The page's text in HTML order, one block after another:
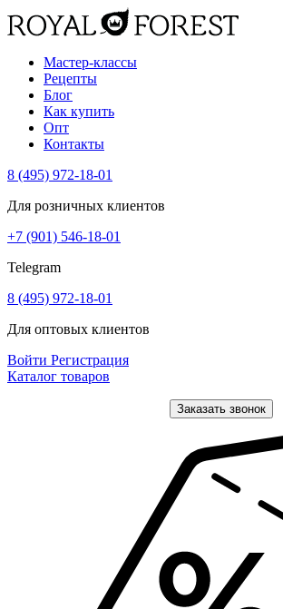
Мастер-классы
Рецепты
Блог
Как купить
Опт
Контакты
8 (495) 972-18-01
Для розничных клиентов
+7 (901) 546-18-01
Telegram
8 (495) 972-18-01
Для оптовых клиентов
Войти Регистрация
Каталог товаров
Заказать звонок